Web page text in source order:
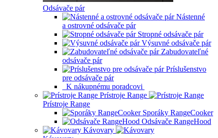
Odsávače pár
Nástenné
a ostrovné odsávače pár
Stropné odsávače pár
Výsuvné odsávače pár
Zabudovateľné
odsávače pár
Príslušenstvo
pre odsávače pár
K nákupnému poradcovi
Prístroje Range
Prístroje Range
Sporáky RangeCooker
Odsávače RangeHood
Kávovary